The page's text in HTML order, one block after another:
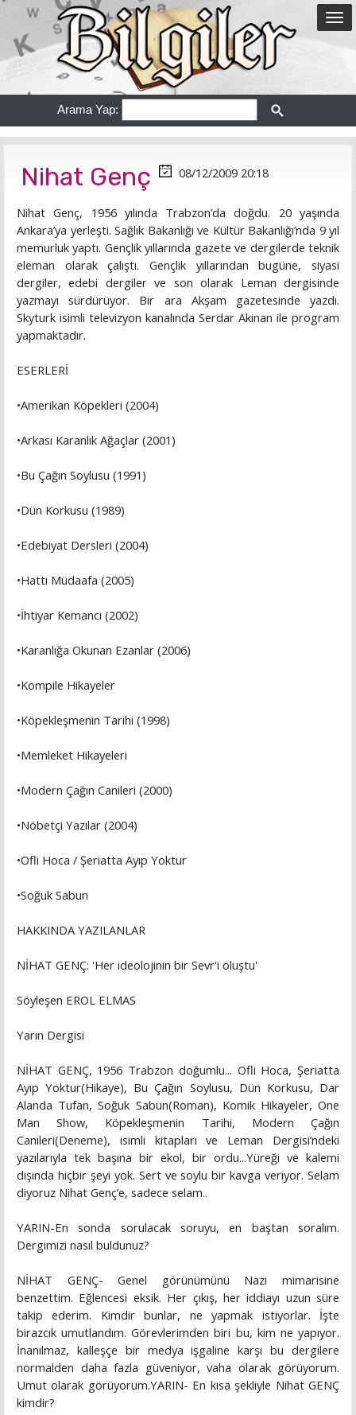
Arama Yap:
Nihat Genç 08/12/2009 20:18
Nihat Genç, 1956 yılında Trabzon’da doğdu. 20 yaşında
Ankara’ya yerleşti. Sağlık Bakanlığı ve Kültür Bakanlığı’nda 9 yıl
memurluk yaptı. Gençlik yıllarında gazete ve dergilerde teknik
eleman olarak çalıştı. Gençlik yıllarından bugüne, siyasi
dergiler, edebi dergiler ve son olarak Leman dergisinde
yazmayı sürdürüyor. Bir ara Akşam gazetesinde yazdı.
Skyturk isimli televizyon kanalında Serdar Akinan ile program
yapmaktadır.
ESERLERİ
•Amerikan Köpekleri (2004)
•Arkası Karanlık Ağaçlar (2001)
•Bu Çağın Soylusu (1991)
•Dün Korkusu (1989)
•Edebiyat Dersleri (2004)
•Hattı Müdaafa (2005)
•İhtiyar Kemancı (2002)
•Karanlığa Okunan Ezanlar (2006)
•Kompile Hikayeler
•Köpekleşmenin Tarihi (1998)
•Memleket Hikayeleri
•Modern Çağın Canileri (2000)
•Nöbetçi Yazılar (2004)
•Ofli Hoca / Şeriatta Ayıp Yoktur
•Soğuk Sabun
HAKKINDA YAZILANLAR
NİHAT GENÇ: 'Her ideolojinin bir Sevr'i oluştu'
Söyleşen EROL ELMAS
Yarın Dergisi
NİHAT GENÇ, 1956 Trabzon doğumlu... Ofli Hoca, Şeriatta
Ayıp Yoktur(Hikaye), Bu Çağın Soylusu, Dün Korkusu, Dar
Alanda Tufan, Soğuk Sabun(Roman), Komik Hikayeler, One
Man Show, Köpekleşmenin Tarihi, Modern Çağın
Canileri(Deneme), isimli kitapları ve Leman Dergisi’ndeki
yazılarıyla tek başına bir ekol, bir ordu...Yüreği ve kalemi
dışında hiçbir şeyi yok. Sert ve soylu bir kavga veriyor. Selam
diyoruz Nihat Genç’e, sadece selam..
YARIN-En sonda sorulacak soruyu, en baştan soralım.
Dergimizi nasıl buldunuz?
NİHAT GENÇ- Genel görünümünü Nazi mimarisine
benzettim. Eğlencesi eksik. Her çıkış, her iddiayı uzun süre
takip ederim. Kimdir bunlar, ne yapmak istiyorlar. İşte
birazcık umutlandım. Görevlerimden biri bu, kim ne yapıyor.
İnanılmaz, kalleşçe bir medya işgaline karşı bu dergilere
normalden daha fazla güveniyor, vaha olarak görüyorum.
Umut olarak görüyorum.YARIN- En kısa şekliyle Nihat GENÇ
kimdir?